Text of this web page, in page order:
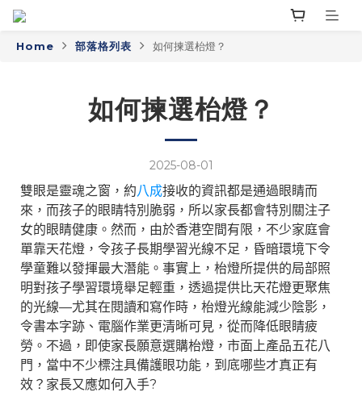
Home 部落格列表 如何揀選枱燈？
如何揀選枱燈？
2025-08-01
雙眼是靈魂之窗，約八成接收的資訊都是通過眼睛而
來，而孩子的眼睛特別脆弱，所以家長都會特別關注子
女的眼睛健康。然而，由於香港空間有限，不少家庭會
單靠天花燈，令孩子長期學習光線不足，昏暗環境下令
學童難以發揮最大潛能。事實上，枱燈所提供的局部照
明對孩子學習環境舉足輕重，透過提供比天花燈更聚焦
的光線—尤其在閱讀和寫作時，枱燈光線能減少陰影，
令書本字跡、電腦作業更清晰可見，從而降低眼睛疲
勞。不過，即使家長願意選購枱燈，市面上產品五花八
門，當中不少標注具備護眼功能，到底哪些才真正有
效？家長又應如何入手?